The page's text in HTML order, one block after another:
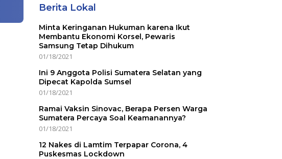
Berita Lokal
Minta Keringanan Hukuman karena Ikut
Membantu Ekonomi Korsel, Pewaris
Samsung Tetap Dihukum
01/18/2021
Ini 9 Anggota Polisi Sumatera Selatan yang
Dipecat Kapolda Sumsel
01/18/2021
Ramai Vaksin Sinovac, Berapa Persen Warga
Sumatera Percaya Soal Keamanannya?
01/18/2021
12 Nakes di Lamtim Terpapar Corona, 4
Puskesmas Lockdown